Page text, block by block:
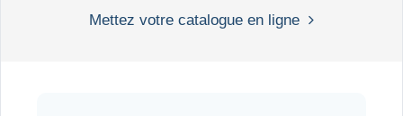
Mettez votre catalogue en ligne